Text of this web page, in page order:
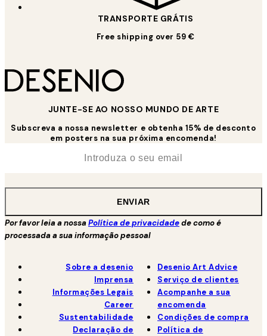
TRANSPORTE GRÁTIS
Free shipping over 59 €
JUNTE-SE AO NOSSO MUNDO DE ARTE
Subscreva a nossa newsletter e obtenha 15% de desconto
em posters na sua próxima encomenda!
ENVIAR
Por favor leia a nossaPolítica de privacidadede como é
processada a sua informação pessoal
Sobre a desenio
Imprensa
Informações Legais
Career
Sustentabilidade
Declaração de
Desenio Art Advice
Serviço de clientes
Acompanhe a sua
encomenda
Condições de compra
Política de